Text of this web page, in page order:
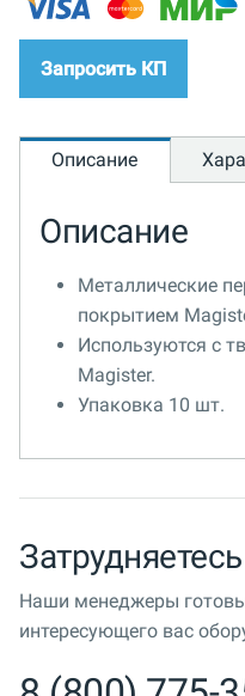
Запросить КП
Описание
Описание
Металлические
покрытием
Используются с
Magister.
Упаковка 10 шт.
Наши менеджеры
интересующего вас